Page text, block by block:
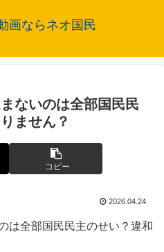
画ならネオ国民
ないのは全部国民民
ません？
コピー
2026.04.24
は全部国民民主のせい？違和